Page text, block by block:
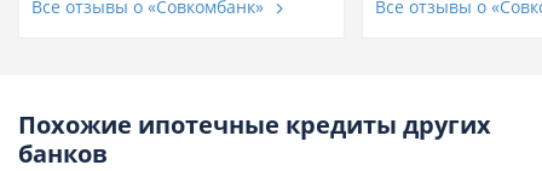
Все отзывы о «Совкомбанк» Все отзывы о
Похожие ипотечные кредиты других
банков